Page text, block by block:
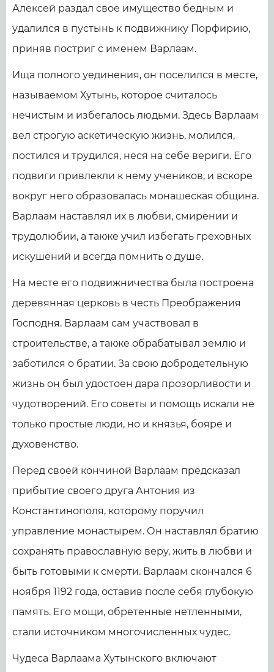
Алексей раздал свое имущество бедным и
удалился в пустынь к подвижнику Порфирию,
приняв постриг с именем Варлаам.
Ища полного уединения, он поселился в месте,
называемом Хутынь, которое считалось
нечистым и избегалось людьми. Здесь Варлаам
вел строгую аскетическую жизнь, молился,
постился и трудился, неся на себе вериги. Его
подвиги привлекли к нему учеников, и вскоре
вокруг него образовалась монашеская община.
Варлаам наставлял их в любви, смирении и
трудолюбии, а также учил избегать греховных
искушений и всегда помнить о душе.
На месте его подвижничества была построена
деревянная церковь в честь Преображения
Господня. Варлаам сам участвовал в
строительстве, а также обрабатывал землю и
заботился о братии. За свою добродетельную
жизнь он был удостоен дара прозорливости и
чудотворений. Его советы и помощь искали не
только простые люди, но и князья, бояре и
духовенство.
Перед своей кончиной Варлаам предсказал
прибытие своего друга Антония из
Константинополя, которому поручил
управление монастырем. Он наставлял братию
сохранять православную веру, жить в любви и
быть готовыми к смерти. Варлаам скончался 6
ноября 1192 года, оставив после себя глубокую
память. Его мощи, обретенные нетленными,
стали источником многочисленных чудес.
Чудеса Варлаама Хутынского включают